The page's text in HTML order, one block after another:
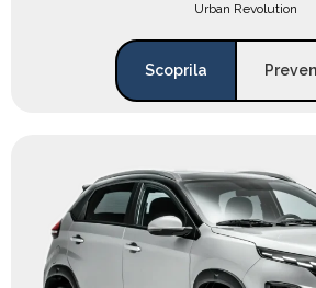
Urban Revolution
Scoprila